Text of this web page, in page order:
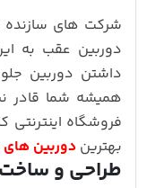
شرکت های سازنده
دوربین عقب به
داشتن دوربین جلو
همیشه شما قادر
فروشگاه اینترنتی
بهتریندوربین های
طراحی و ساخت